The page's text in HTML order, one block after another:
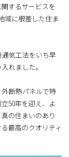
するサービスを
域に根差した住ま
気工法をいち早
れました。
断熱パネルで特
50年を迎え、よ
の住まいのあり
最高のクオリティ